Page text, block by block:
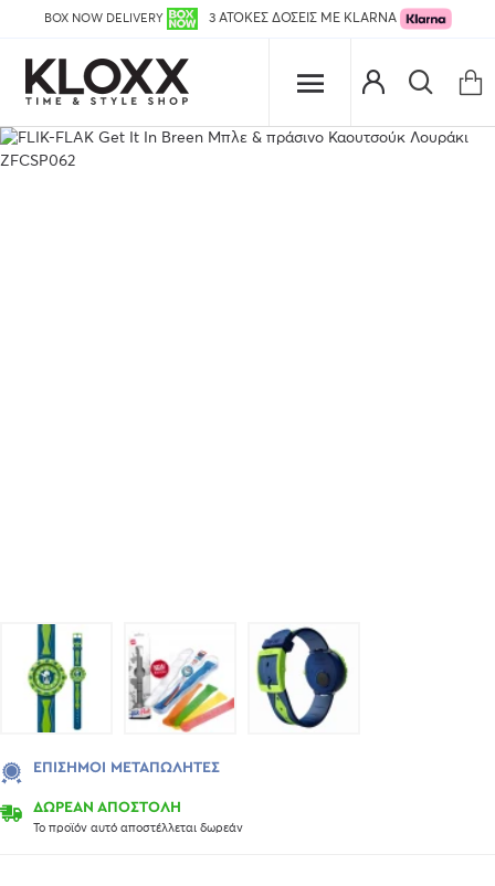
BOX NOW DELIVERY 3 ΑΤΟΚΕΣ ΔΟΣΕΙΣ ΜΕ KLARNA
ΔΩΡΕΑΝ ΑΠΟΣΤΟΛΗ
Το προϊόν αυτό αποστέλλεται δωρεάν
ΕΠΊΣΗΜΟΙ ΜΕΤΑΠΩΛΗΤΈΣ